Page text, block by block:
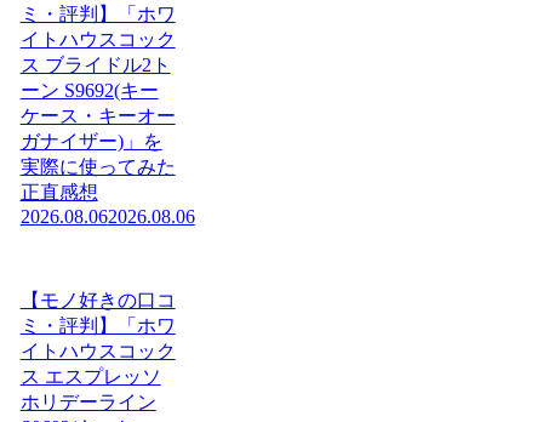
ミ・評判】「ホワ
イトハウスコック
ス ブライドル2ト
ーン S9692(キー
ケース・キーオー
ガナイザー)」を
実際に使ってみた
正直感想
2026.08.062026.08.06
【モノ好きの口コ
ミ・評判】「ホワ
イトハウスコック
ス エスプレッソ
ホリデーライン